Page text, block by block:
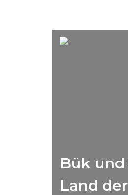
Bük und
Land der